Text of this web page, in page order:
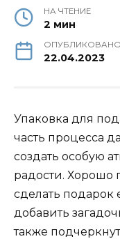
НА ЧТЕНИЕ
2 мин
ОПУБЛИКОВАНО
22.04.2023
Упаковка для
часть процесса
создать особую
радости. Хорошо
сделать
добавить
также